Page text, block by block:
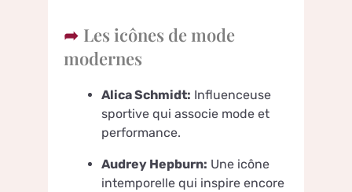
Les icônes de mode
modernes
Alica Schmidt: Influenceuse
sportive qui associe mode et
performance.
Audrey Hepburn: Une icône
intemporelle qui inspire encore